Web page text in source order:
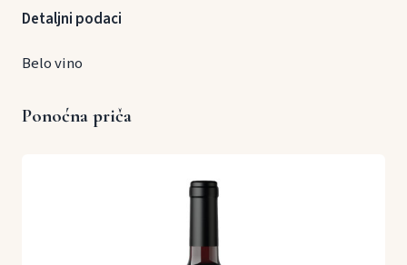
Detaljni podaci
Belo vino
Ponoćna priča